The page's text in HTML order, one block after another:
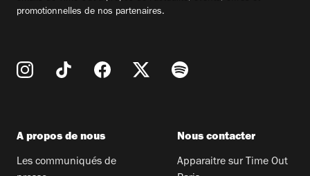
promotionnelles de nos partenaires.
A propos de nous
Les communiqués de
Nous contacter
Apparaitre sur Time Out